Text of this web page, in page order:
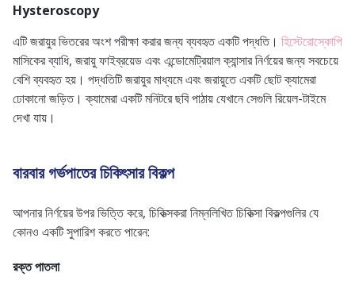
Hysteroscopy
এটি জরায়ুর ভিতরের অংশ পরীক্ষা করার জন্য ব্যবহৃত একটি পদ্ধতি। হিস্টেরোস্কোপি
মাসিকের ব্যাধি, জরায়ু ফাইব্রয়েড এবং এন্ডোমেট্রিয়াল ক্যান্সার নির্ণয়ের জন্য সবচেয়ে
বেশি ব্যবহৃত হয়। পদ্ধতিটি জরায়ুর মাধ্যমে এবং জরায়ুতে একটি ছোট ক্যামেরা
ঢোকানো জড়িত। ক্যামেরা একটি মনিটরে ছবি পাঠায় যেখানে সেগুলি রিয়েল-টাইমে
দেখা যায়।
বারবার গর্ভপাতের চিকিৎসার বিকল্প
আপনার নির্ণয়ের উপর ভিত্তি করে, চিকিত্সকরা নিম্নলিখিত চিকিত্সা বিকল্পগুলির যে
কোনও একটি সুপারিশ করতে পারেন:
রক্ত পাতলা